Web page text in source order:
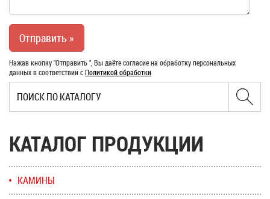
Нажав кнопку "Отправить ", Вы даёте согласие на обработку персональных
данных в соответствии сПолитикой обработки
КАТАЛОГ ПРОДУКЦИИ
КАМИНЫ